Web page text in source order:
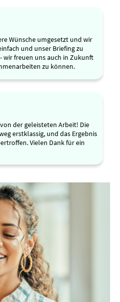
Wünsche umgesetzt und wir
und unser Briefing zu
wir freuen uns auch in Zukunft
zu können.
der geleisteten Arbeit! Die
erstklassig, und das Ergebnis
Vielen Dank für ein